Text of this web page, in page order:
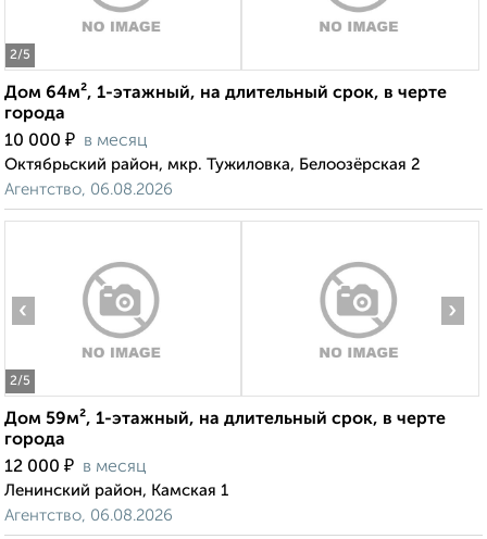
2/5
Дом 64м², 1-этажный, на длительный срок, в черте
города
10 000 ₽ в месяц
Октябрьский район, мкр. Тужиловка, Белоозёрская 2
Агентство, 06.08.2026
2/5
‹ ›
Дом 59м², 1-этажный, на длительный срок, в черте
города
12 000 ₽ в месяц
Ленинский район, Камская 1
Агентство, 06.08.2026